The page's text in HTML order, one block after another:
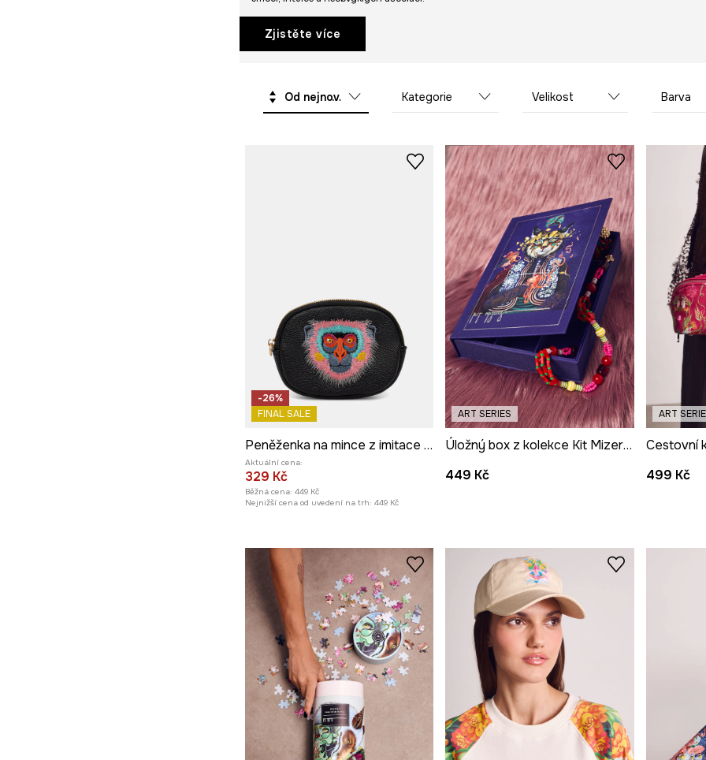
Zjistěte více
Od nejnovějších Kategorie Velikost Barva
-26%
FINAL SALE
Peněženka na mince z imitace kůže z kolekce Kit Mizeres x Medicine
Aktuální cena:
329 Kč
Běžná cena: 449 Kč
Nejnižší cena od uvedení na trh: 449 Kč
ART SERIES
Úložný box z kolekce Kit Mizeres x Medicine
449 Kč
ART
499 Kč